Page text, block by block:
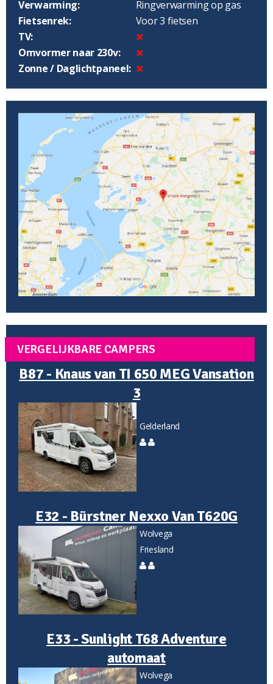
Verwarming:
Ringverwarming op gas
Fietsenrek:
Voor 3 fietsen
TV:
Omvormer naar 230v:
Zonne / Daglichtpaneel:
VERGELIJKBARE CAMPERS
B87 - Knaus van TI 650 MEG Vansation
3
Gelderland
E32 - Bürstner Nexxo Van T620G
Wolvega
Friesland
E33 - Sunlight T68 Adventure
automaat
Wolvega